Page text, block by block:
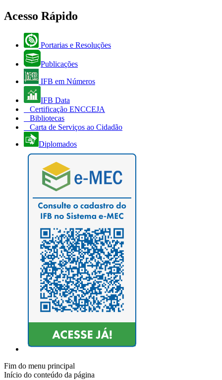
Acesso Rápido
Portarias e Resoluções
Publicações
IFB em Números
IFB Data
Certificação ENCCEJA
Bibliotecas
Carta de Serviços ao Cidadão
Diplomados
Fim do menu principal
Início do conteúdo da página